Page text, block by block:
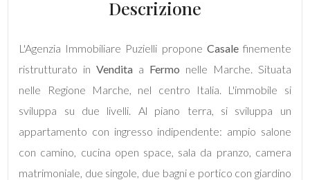
Descrizione
L'Agenzia Immobiliare Puzielli propone Casalefinemente
ristrutturato inVendita a Fermo nelle Marche. Situata
nelle Regione Marche, nel centro Italia. L'immobile si
sviluppa su due livelli. Al piano terra, si sviluppa un
appartamento con ingresso indipendente: ampio salone
con camino, cucina open space, sala da pranzo, camera
matrimoniale, due singole, due bagni e portico con giardino
Locali
minimi